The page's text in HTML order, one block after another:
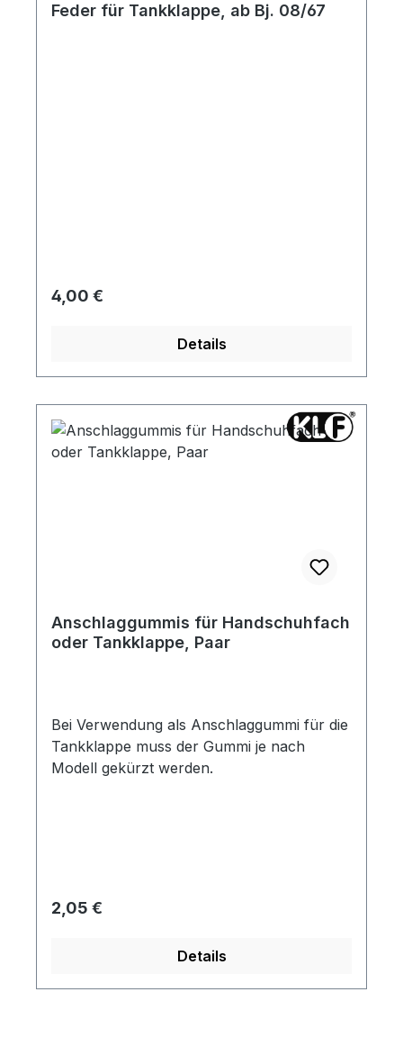
Feder für Tankklappe, ab Bj. 08/67
Regulärer Preis:
4,00 €
Details
Anschlaggummis für Handschuhfach
oder Tankklappe, Paar
Bei Verwendung als Anschlaggummi für die
Tankklappe muss der Gummi je nach
Modell gekürzt werden.
Regulärer Preis:
2,05 €
Details